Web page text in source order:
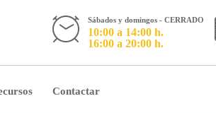
Sábados y domingos - CERRADO
10:00 a 14:00 h.
16:00 a 20:00 h.
Contactar